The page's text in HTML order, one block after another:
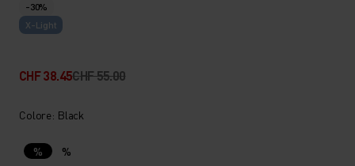
-30%
X-Light
CHF 38.45CHF 55.00
Colore: Black
% %